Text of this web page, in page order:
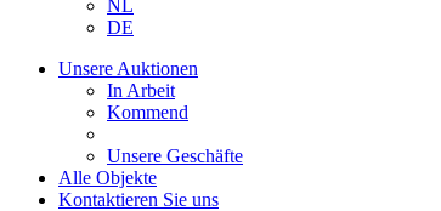
NL
DE
Unsere Auktionen
In Arbeit
Kommend
Unsere Geschäfte
Alle Objekte
Kontaktieren Sie uns